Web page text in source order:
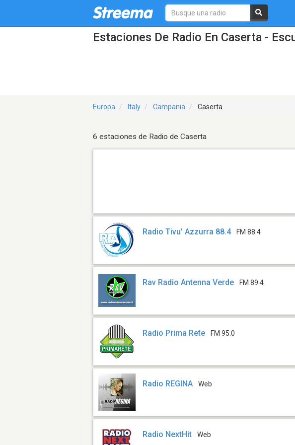
Estaciones De Radio En Caserta -
Europa Italy Campania Caserta
6 estaciones de Radio de Caserta
Radio Tivu' Azzurra 88.4 FM 88.4
Rav Radio Antenna Verde FM 89.4
Radio Prima Rete FM 95.0
Radio REGINA Web
Radio NextHit Web